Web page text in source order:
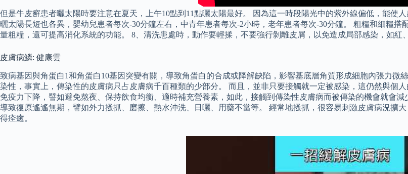
但是牛皮癬患者曬太陽時要注意在夏天，上午10點到11點曬太陽最好。 因為這一時段陽光中的紫外線偏低，能使
曬太陽長短也各異，嬰幼兒患者每次-30分鐘左右，中青年患者每次-2小時，老年患者每次-30分鐘。 粗糧和細糧
量粗糧，還可提高消化系統的功能。 8、清洗患處時，動作要輕揉，不要強行剝離皮屑，以免造成局部感染，如紅
皮膚病鱗: 健康雲
致病基因與角蛋白1和角蛋白10基因突變有關，導致角蛋白的合成或降解缺陷，影響基底層角質形成細胞內張力
染性，事實上，傳染性的皮膚病只占皮膚病千百種類的少部分。 而且，並非只要接觸就一定被感染，這仍然與個
免疫力下降，譬如避免熬夜、保持飲食均衡、適時補充營養素，如此，接觸到傳染性皮膚病而被傳染的機會就會
導致復原遙遙無期，譬如外力搔抓、磨擦、熱水沖洗、日曬、用藥不當等。 經常地搔抓，很容易刺激皮膚病況擴
得痊癒。